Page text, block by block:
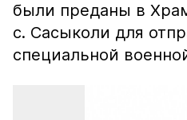
были преданы в
с. Сасыколи для
специальной